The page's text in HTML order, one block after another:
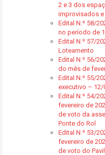
2 e 3 dos
improvisados
Edital N.º 58/
no período de
Edital N.º 57/
Loteamento
Edital N.º 56/
do mês de
Edital N.º 55/
executivo – 12/
Edital N.º 54/
fevereiro de
de voto da
Ponte do Rol
Edital N.º 53/
fevereiro de
de voto do